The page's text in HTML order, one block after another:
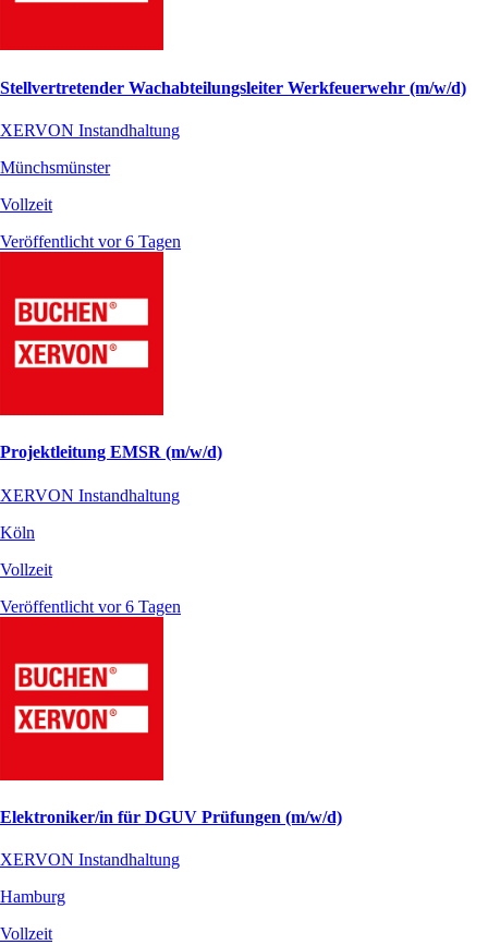
Stellvertretender Wachabteilungsleiter Werkfeuerwehr (m/w/d)
XERVON Instandhaltung
Münchsmünster
Vollzeit
Veröffentlicht vor 6 Tagen
Projektleitung EMSR (m/w/d)
XERVON Instandhaltung
Köln
Vollzeit
Veröffentlicht vor 6 Tagen
Elektroniker/in für DGUV Prüfungen (m/w/d)
XERVON Instandhaltung
Hamburg
Vollzeit